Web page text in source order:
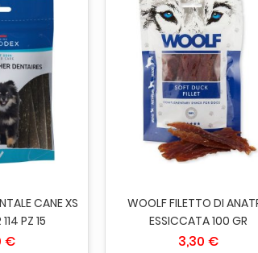
CARRELLO
CANE XS
PZ 15
€
AGGIUNGI AL CARRELLO
WOOLF FILETTO DI
ESSICCATA 100 GR
3,30 €